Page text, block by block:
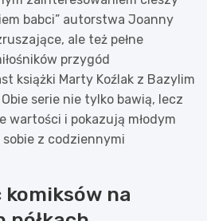
babci” autorstwa Joanny
ale też pełne
przygód
książki Marty Koźlak z Bazylim
serie nie tylko bawią, lecz
wartości i pokazują młodym
z codziennymi
na